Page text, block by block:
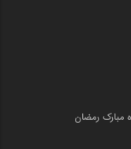
مبارک رمضان